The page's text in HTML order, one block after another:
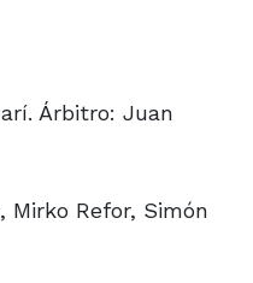
Árbitro: Juan
Mirko Refor, Simón